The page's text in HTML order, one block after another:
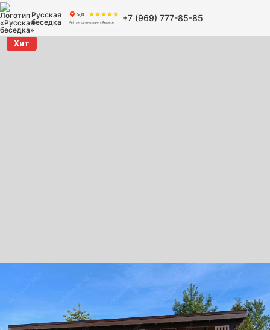
Русская
беседка
+7 (969) 777-85-85
Хит